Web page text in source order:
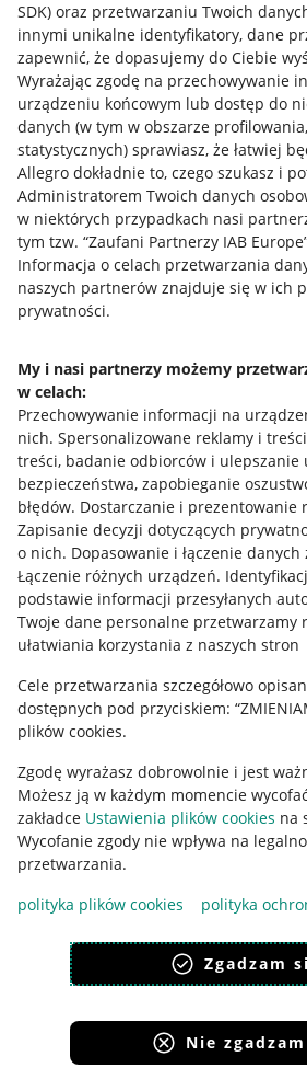
SDK) oraz przetwarzaniu Twoich
innymi unikalne identyfikatory, dane
zapewnić, że dopasujemy do Ciebie
Wyrażając zgodę na przechowywanie
urządzeniu końcowym lub dostęp do
danych (w tym w obszarze
statystycznych) sprawiasz, że łatwiej
Allegro dokładnie to, czego szukasz i
Administratorem Twoich danych
w niektórych przypadkach nasi
tym tzw. “Zaufani Partnerzy IAB
Informacja o celach przetwarzania
naszych partnerów znajduje się w ich
prywatności.
My i nasi partnerzy możemy
w celach:
Przechowywanie informacji na
nich. Spersonalizowane reklamy i
treści, badanie odbiorców i ulepszanie
bezpieczeństwa, zapobieganie
błędów. Dostarczanie i prezentowanie
Zapisanie decyzji dotyczących
o nich. Dopasowanie i łączenie danych
Łączenie różnych urządzeń.
podstawie informacji przesyłanych
Twoje dane personalne przetwarzamy
ułatwiania korzystania z naszych stron
Cele przetwarzania szczegółowo
dostępnych pod przyciskiem:
plików cookies.
Zgodę wyrażasz dobrowolnie i jest
Możesz ją w każdym momencie
zakładce Ustawienia plików cookies na
Wycofanie zgody nie wpływa na
przetwarzania.
polityka plików cookies
polityka
Zgadzam
Nie
Przydatne informacje
Jak to działa
Allegro Gadane dla sprzedających
Allegro Gadane dla kupujących
Mapa miejscowości
Informacje prawne
Regulamin
Polityka plików "cookies"
Ustawienia plików "cookies"
Udostępnianie lokalizacji
Informacje dla Aktu o Usługach
Pobierz aplikację
Korzystanie z serwisu oznacza